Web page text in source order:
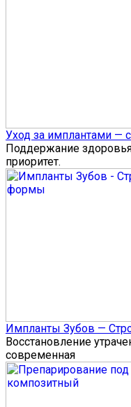
Уход за имплантами —
Поддержание
приоритет.
Импланты Зубов —
Восстановление
современная